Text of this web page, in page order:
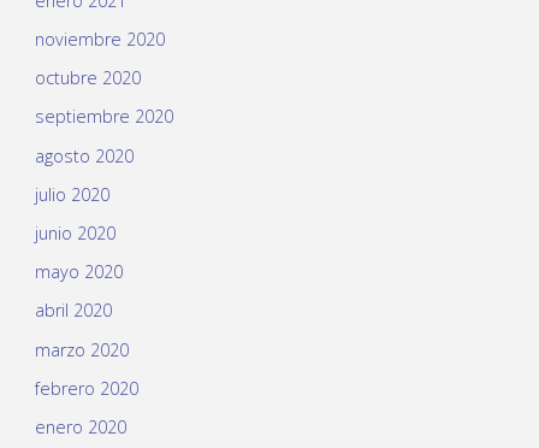
noviembre 2020
octubre 2020
septiembre 2020
agosto 2020
julio 2020
junio 2020
mayo 2020
abril 2020
marzo 2020
febrero 2020
enero 2020